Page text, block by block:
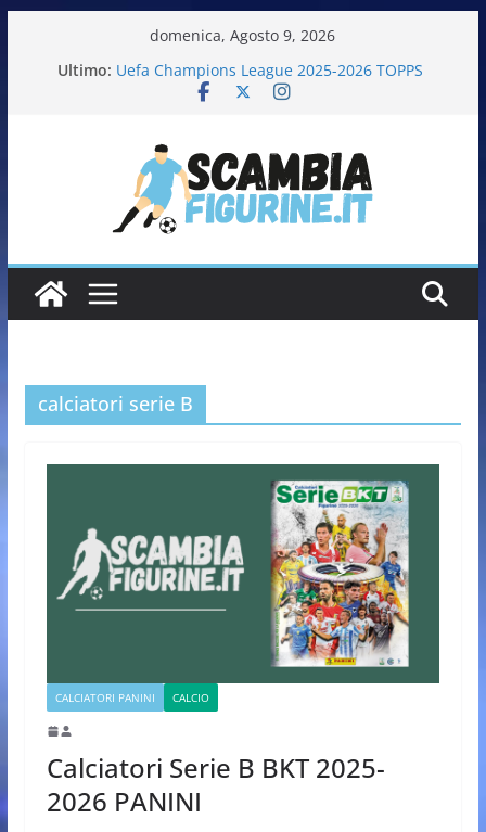
domenica, Agosto 9, 2026
Ultimo: Uefa Champions League 2025-2026 TOPPS
Fifa World Cup 2026 PANINI
Calciatori Serie B BKT 2025-2026 PANINI
calciatori serie B
CALCIATORI PANINI CALCIO
Calciatori Serie B BKT 2025-
2026 PANINI